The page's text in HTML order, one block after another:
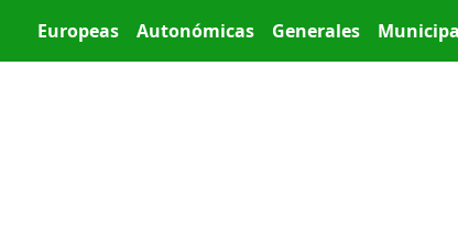
Main menu
Europeas Autonómicas Generales